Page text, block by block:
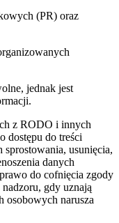
(PR) oraz
jednak jest
z RODO i innych
dostępu do treści
usunięcia,
danych
do cofnięcia zgody
gdy uznają
osobowych narusza